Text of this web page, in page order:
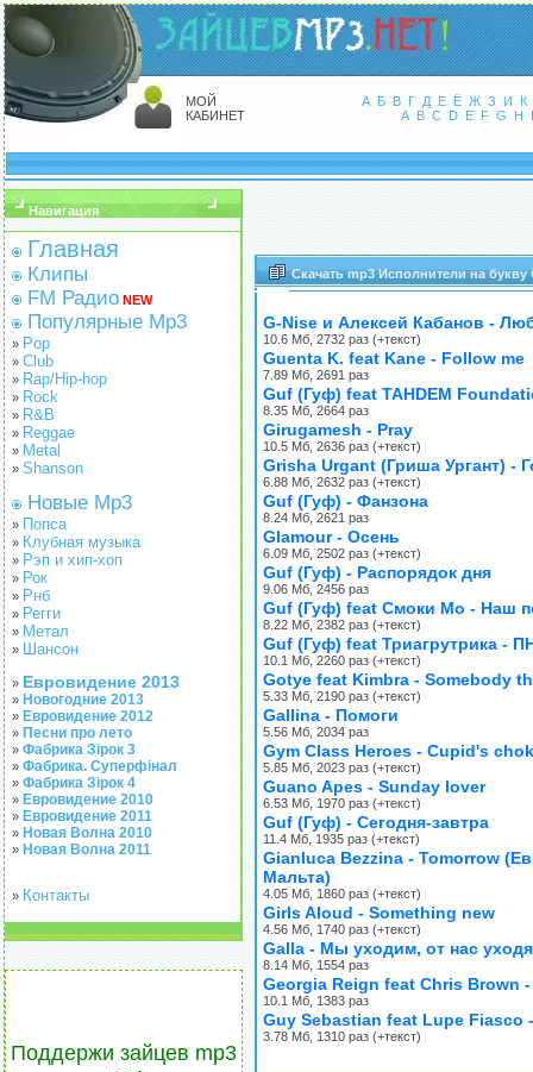
МОЙ
КАБИНЕТ
А Б В Г Д Е Ё Ж З И
К
A B C D E F G H I
Навигация
Главная
Клипы
FM Радио NEW
Популярные Mp3
» Pop
» Club
» Rap/Hip-hop
» Rock
» R&B
» Reggae
» Metal
» Shanson
Новые Mp3
» Попса
» Клубная музыка
» Рэп и хип-хоп
» Рок
» Рнб
» Регги
» Метал
» Шансон
» Евровидение 2013
» Новогодние 2013
» Евровидение 2012
» Песни про лето
» Фабрика Зірок 3
» Фабрика. Суперфінал
» Фабрика Зірок 4
» Евровидение 2010
» Евровидение 2011
» Новая Волна 2010
» Новая Волна 2011
» Контакты
Поддержи зайцев mp3
Скачать mp3 Исполнители на букву
G-Nise и Алексей Кабанов -
10.6 Мб, 2732 раз (+текст)
Guenta K. feat Kane - Follow me
7.89 Мб, 2691 раз
Guf (Гуф) feat TAHDEM
8.35 Мб, 2664 раз
Girugamesh - Pray
10.5 Мб, 2636 раз (+текст)
Grisha Urgant (Гриша Ургант) -
6.88 Мб, 2632 раз (+текст)
Guf (Гуф) - Фанзона
8.24 Мб, 2621 раз
Glamour - Осень
6.09 Мб, 2502 раз (+текст)
Guf (Гуф) - Распорядок дня
9.06 Мб, 2456 раз
Guf (Гуф) feat Смоки Мо - Наш
8.22 Мб, 2382 раз (+текст)
Guf (Гуф) feat Триагрутрика -
10.1 Мб, 2260 раз (+текст)
Gotye feat Kimbra - Somebody
5.33 Мб, 2190 раз (+текст)
Gallina - Помоги
5.56 Мб, 2034 раз
Gym Class Heroes - Cupid's
5.85 Мб, 2023 раз (+текст)
Guano Apes - Sunday lover
6.53 Мб, 1970 раз (+текст)
Guf (Гуф) - Сегодня-завтра
11.4 Мб, 1935 раз (+текст)
Gianluca Bezzina - Tomorrow
Мальта)
4.05 Мб, 1860 раз (+текст)
Girls Aloud - Something new
4.56 Мб, 1740 раз (+текст)
Galla - Мы уходим, от нас
8.14 Мб, 1554 раз
Georgia Reign feat Chris Brown -
10.1 Мб, 1383 раз
Guy Sebastian feat Lupe Fiasco
3.78 Мб, 1310 раз (+текст)